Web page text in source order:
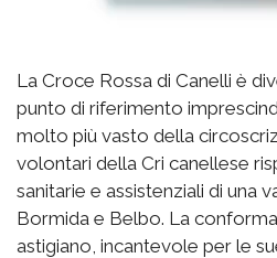
La Croce Rossa di Canelli è
punto di riferimento
molto più vasto della
volontari della Cri canellese
sanitarie e assistenziali di una
Bormida e Belbo. La
astigiano, incantevole per le